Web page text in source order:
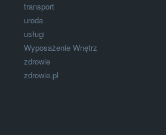
transport
uroda
usługi
Wyposażenie Wnętrz
zdrowie
zdrowie.pl